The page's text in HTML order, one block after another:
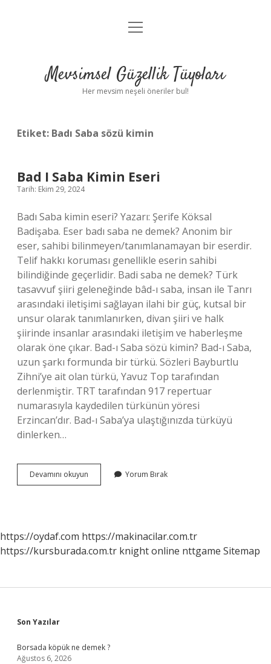
Anasayfa
Yasal Uyarı
menüyü
Mevsimsel Güzellik Tüyoları
Her mevsim neşeli öneriler bul!
Etiket: Badı Saba sözü kimin
Bad I Saba Kimin Eseri
Tarih: Ekim 29, 2024
Badı Saba kimin eseri? Yazarı: Şerife Köksal
Badişaba. Eser badı saba ne demek? Anonim bir
eser, sahibi bilinmeyen/tanımlanamayan bir eserdir.
Telif hakkı koruması genellikle eserin sahibi
bilindiğinde geçerlidir. Badi saba ne demek? Türk
tasavvuf şiiri geleneğinde bâd-ı saba, insan ile Tanrı
arasındaki iletişimi sağlayan ilahi bir güç, kutsal bir
unsur olarak tanımlanırken, divan şiiri ve halk
şiirinde insanlar arasındaki iletişim ve haberleşme
olarak öne çıkar. Bad-ı Saba sözü kimin? Bad-ı Saba,
uzun şarkı formunda bir türkü. Sözleri Bayburtlu
Zihni’ye ait olan türkü, Yavuz Top tarafından
derlenmiştir. TRT tarafından 917 repertuar
numarasıyla kaydedilen türkünün yöresi
Erzincan’dır. Bad-ı Saba’ya ulaştığınızda türküyü
dinlerken…
Devamını okuyun
I
Yorum Bırak
https://oydaf.com https://makinacilar.com.tr
https://kursburada.com.tr knight online nttgame Sitemap
Sidebar
Son Yazılar
Borsada köpük ne demek ?
Ağustos 6, 2026